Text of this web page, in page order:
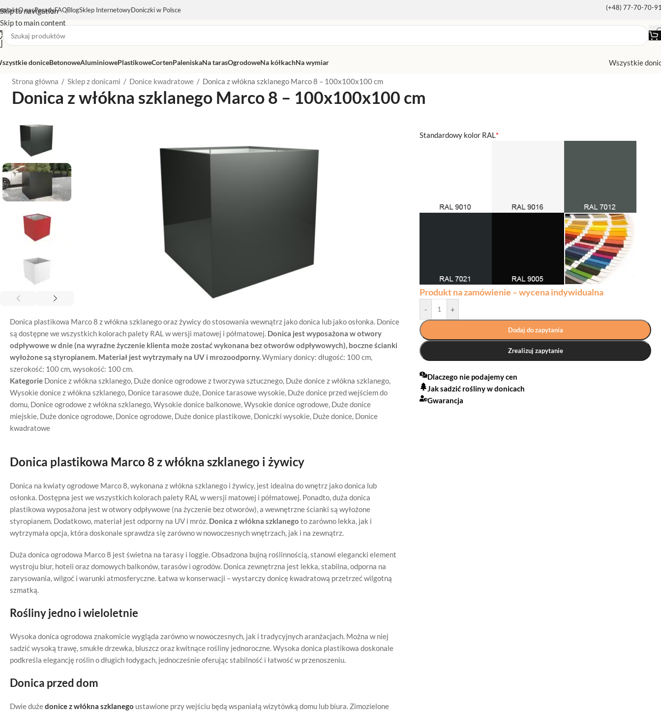
Skip to navigation
Skip to main content
O nasPoradyFAQBlogSklep InternetowyDoniczki w Polsce (+48) 77-70-70-
doniceBetonoweAluminiowePlastikoweCortenPaleniskaNa tarasOgrodoweNa kółkachNa wymiar Wszystkie
Strona główna / Sklep z donicami / Donice kwadratowe / Donica z włókna szklanego Marco 8 – 100x100x100 cm
Donica z włókna szklanego Marco 8 – 100x100x100 cm
Donica plastikowa Marco 8 z włókna szklanego oraz żywicy do stosowania wewnątrz jako donica lub jako osłonka. Donice
są dostępne we wszystkich kolorach palety RAL w wersji matowej i półmatowej. Donica jest wyposażona w otwory
odpływowe w dnie (na wyraźne życzenie klienta może zostać wykonana bez otworów odpływowych), boczne ścianki
wyłożone są styropianem. Materiał jest wytrzymały na UV i mrozoodporny.Wymiary donicy: długość: 100 cm,
szerokość: 100 cm, wysokość: 100 cm.
Kategorie Donice z włókna szklanego, Duże donice ogrodowe z tworzywa sztucznego, Duże donice z włókna szklanego,
Wysokie donice z włókna szklanego, Donice tarasowe duże, Donice tarasowe wysokie, Duże donice przed wejściem do
domu, Donice ogrodowe z włókna szklanego,Wysokie donice balkonowe,Wysokie donice ogrodowe, Duże donice
miejskie, Duże donice ogrodowe, Donice ogrodowe, Duże donice plastikowe, Doniczki wysokie, Duże donice, Donice
kwadratowe
Donica plastikowa Marco 8 z włókna szklanego i żywicy
Donica na kwiaty ogrodowe Marco 8, wykonana z włókna szklanego i żywicy, jest idealna do wnętrz jako donica lub
osłonka. Dostępna jest we wszystkich kolorach palety RAL w wersji matowej i półmatowej. Ponadto, duża donica
plastikowa wyposażona jest w otwory odpływowe (na życzenie bez otworów), a wewnętrzne ścianki są wyłożone
styropianem. Dodatkowo, materiał jest odporny na UV i mróz. Donica z włókna szklanego to zarówno lekka, jak i
wytrzymała opcja, która doskonale sprawdza się zarówno w nowoczesnych wnętrzach, jak i na zewnątrz.
Duża donica ogrodowa Marco 8 jest świetna na tarasy i loggie. Obsadzona bujną roślinnością, stanowi elegancki element
wystroju biur, hoteli oraz domowych balkonów, tarasów i ogrodów. Donica zewnętrzna jest lekka, stabilna, odporna na
zarysowania, wilgoć i warunki atmosferyczne. Łatwa w konserwacji – wystarczy donicę kwadratową przetrzeć wilgotną
szmatką.
Rośliny jedno i wieloletnie
Wysoka donica ogrodowa znakomicie wygląda zarówno w nowoczesnych, jak i tradycyjnych aranżacjach. Można w niej
sadzić wysoką trawę, smukłe drzewka, bluszcz oraz kwitnące rośliny jednoroczne. Wysoka donica plastikowa doskonale
podkreśla elegancję roślin o długich łodygach, jednocześnie oferując stabilność i łatwość w przenoszeniu.
Donica przed dom
Dwie dużedonicez włókna szklanego ustawione przy wejściu będą wspaniałą wizytówką domu lub biura. Zimozielone
*
Standardowy kolor RAL
Produkt na zamówienie – wycena indywidualna
- +
Dodaj do zapytania
Zrealizuj zapytanie
Dlaczego nie podajemy cen
Jak sadzić rośliny w donicach
Gwarancja